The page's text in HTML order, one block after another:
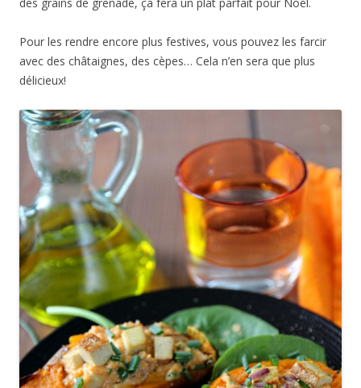
des grains de grenade, ça fera un plat parfait pour Noël.
Pour les rendre encore plus festives, vous pouvez les farcir
avec des châtaignes, des cèpes… Cela n’en sera que plus
délicieux!